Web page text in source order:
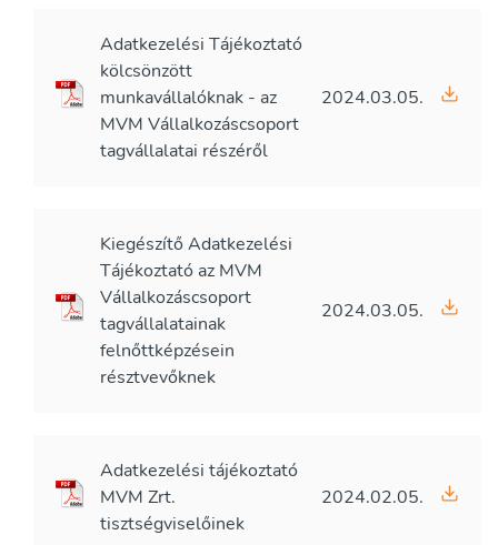
Adatkezelési Tájékoztató
kölcsönzött
munkavállalóknak - az
MVM Vállalkozáscsoport
tagvállalatai részéről
2024.03.05.
Kiegészítő Adatkezelési
Tájékoztató az MVM
Vállalkozáscsoport
tagvállalatainak
felnőttképzésein
résztvevőknek
2024.03.05.
Adatkezelési tájékoztató
MVM Zrt.
tisztségviselőinek
2024.02.05.